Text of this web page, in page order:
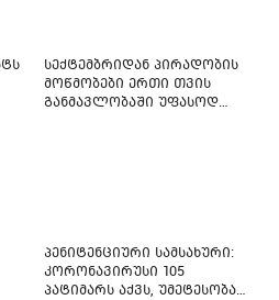
სექტემბრიდან პირადობის
მოწმობები ერთი თვის
განმავლობაში უფასოდ
პენიტენციური სამსახური:
კორონავირუსი 105
პატიმარს აქვს, უმეტესობა